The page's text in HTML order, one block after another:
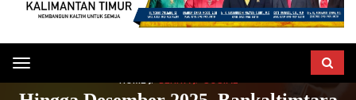
Toggle
navigation